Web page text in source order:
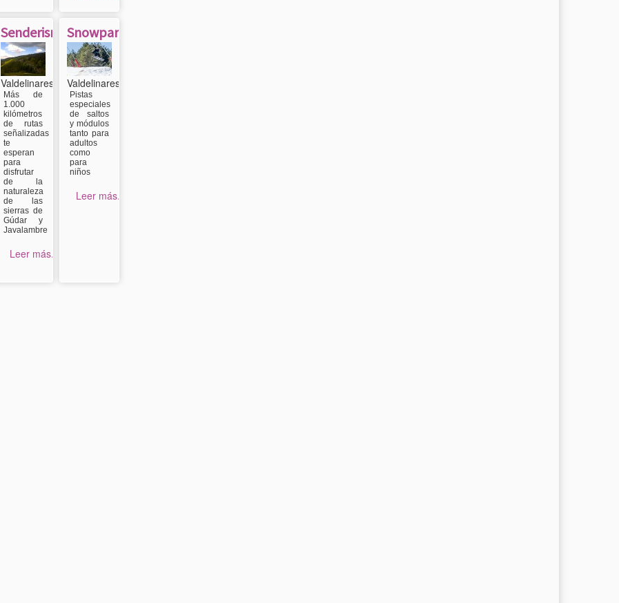
Senderismo
Valdelinares
Más de
1.000
kilómetros
de rutas
señalizadas
te
esperan
para
disfrutar
de la
naturaleza
de las
sierras de
Gúdar y
Javalambre
Leer más...
Snowpark
Valdelinares
Pistas
especiales
de saltos
y módulos
tanto para
adultos
como
para
niños
Leer más...